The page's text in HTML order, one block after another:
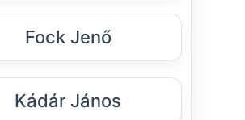
Fock Jenő
Kádár János